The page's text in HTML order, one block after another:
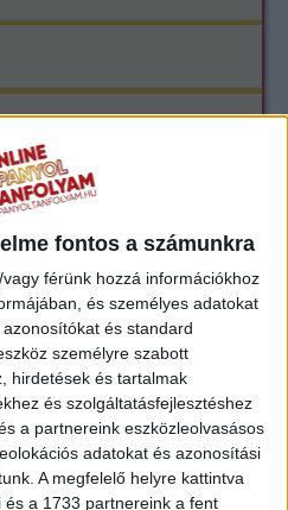
fontos a számunkra
férünk hozzá információkhoz
és személyes adatokat
és standard
személyre szabott
hirdetések és tartalmak
és szolgáltatásfejlesztéshez
a partnereink eszközleolvasásos
adatokat és azonosítási
A megfelelő helyre kattintva
a 1733 partnereink a fent